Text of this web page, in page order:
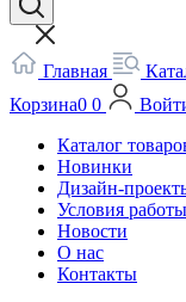
Главная
Корзина0 0
Каталог
Новинки
Дизайн-
Условия работы
Новости
О нас
Контакты